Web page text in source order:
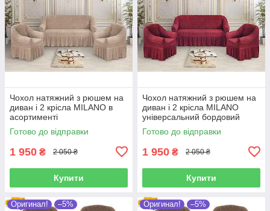
Чохол натяжний з рюшем на
диван і 2 крісла MILANO в
асортименті
Готово до відправки
1 950 ₴ 2 050 ₴
Купити
Чохол натяжний з рюшем на
диван і 2 крісла MILANO
універсальний бордовий
Готово до відправки
1 950 ₴ 2 050 ₴
Купити
Оригинал! –5% Оригинал! –5%